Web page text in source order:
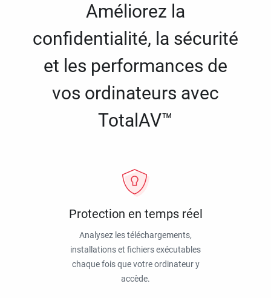
Améliorez la
confidentialité, la sécurité
et les performances de
vos ordinateurs avec
TotalAV™
Protection en temps réel
Analysez les téléchargements,
installations et fichiers exécutables
chaque fois que votre ordinateur y
accède.